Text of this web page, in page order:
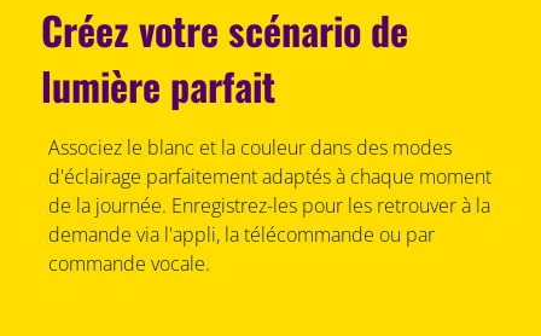
Créez votre scénario de
lumière parfait
Associez le blanc et la couleur dans des modes
d'éclairage parfaitement adaptés à chaque moment
de la journée. Enregistrez-les pour les retrouver à la
demande via l'appli, la télécommande ou par
commande vocale.